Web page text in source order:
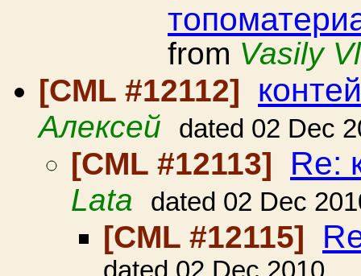
from Vasily
[CML #12112]
Алексей dated 02 Dec
[CML #12113] Re:
Lata dated 02 Dec
[CML #12115]